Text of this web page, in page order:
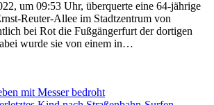
um 09:53 Uhr, überquerte eine 64-jährige
Reuter-Allee im Stadtzentrum von
bei Rot die Fußgängerfurt der dortigen
wurde sie von einem in…
mit Messer bedroht